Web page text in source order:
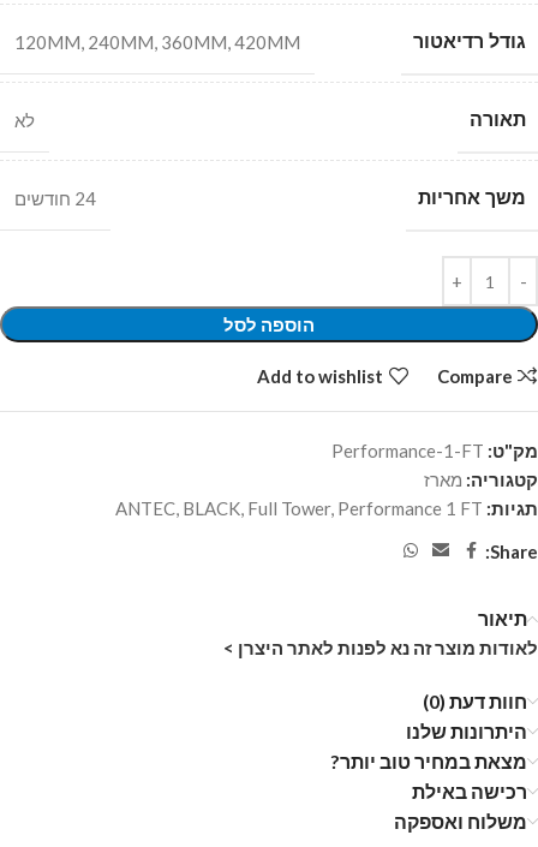
גודל רדיאטור 120MM, 240MM, 360MM,420MM
תאורה לא
משך אחריות 24 חודשים
הוספה לסל
Compare
Add to wishlist
מק"ט: Performance-1-FT
קטגוריה: מארז
תגיות:
ANTEC, BLACK, Full Tower, Performance 1 FT
Share:
תיאור
לאודות מוצר זה נא לפנות לאתר היצרן >
חוות דעת (0)
היתרונות שלנו
מצאת במחיר טוב יותר?
רכישה באילת
משלוח ואספקה